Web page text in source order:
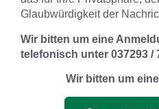
Glaubwürdigkeit der
Wir bitten um eine
telefonisch unter 037293 /
Wir bitten um